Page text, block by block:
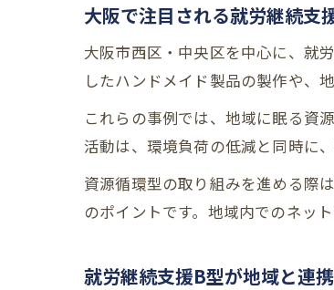
大阪で注目される就労継続支
大阪市西区・中央区を中心に、就
したハンドメイド製品の製作や、
これらの事例では、地域に眠る資
活動は、環境負荷の低減と同時に
資源循環型の取り組みを進める際
のポイントです。地域内でのネッ
就労継続支援B型が地域と連